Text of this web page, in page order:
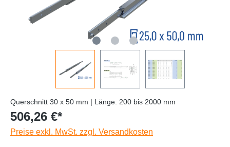
Querschnitt 30 x 50 mm | Länge: 200 bis 2000 mm
506,26 €*
Preise exkl. MwSt. zzgl. Versandkosten